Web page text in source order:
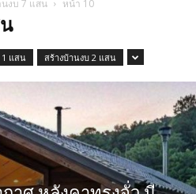
นงบ 7 แสน หน้า 10
1 แสน สร้างบ้านงบ 2 แสน